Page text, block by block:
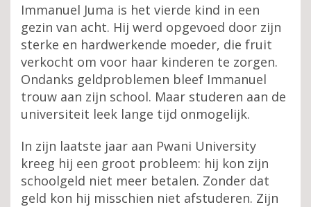
Immanuel Juma is het vierde kind in een
gezin van acht. Hij werd opgevoed door zijn
sterke en hardwerkende moeder, die fruit
verkocht om voor haar kinderen te zorgen.
Ondanks geldproblemen bleef Immanuel
trouw aan zijn school. Maar studeren aan de
universiteit leek lange tijd onmogelijk.
In zijn laatste jaar aan Pwani University
kreeg hij een groot probleem: hij kon zijn
schoolgeld niet meer betalen. Zonder dat
geld kon hij misschien niet afstuderen. Zijn